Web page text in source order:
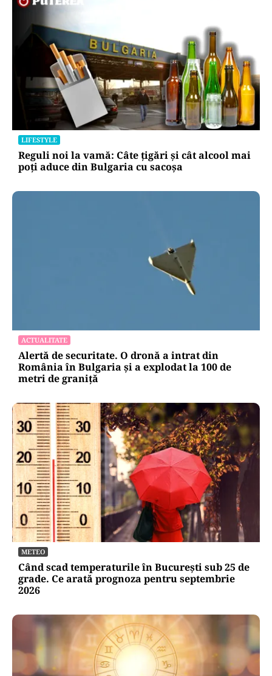
LIFESTYLE
Reguli noi la vamă: Câte țigări și cât alcool mai
poți aduce din Bulgaria cu sacoșa
ACTUALITATE
Alertă de securitate. O dronă a intrat din
România în Bulgaria şi a explodat la 100 de
metri de graniţă
METEO
Când scad temperaturile în București sub 25 de
grade. Ce arată prognoza pentru septembrie
2026